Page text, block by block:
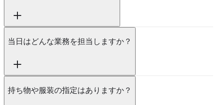
当日はどんな業務を担当しますか？
持ち物や服装の指定はありますか？